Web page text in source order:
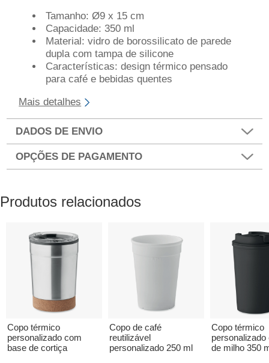
Tamanho: Ø9 x 15 cm
Capacidade: 350 ml
Material: vidro de borossilicato de parede
dupla com tampa de silicone
Características: design térmico pensado
para café e bebidas quentes
Mais detalhes
DADOS DE ENVIO
OPÇÕES DE PAGAMENTO
Produtos relacionados
Copo térmico
personalizado com
base de cortiça
Copo de café
reutilizável
personalizado 250 ml
Copo térmico
personalizado
de milho 350